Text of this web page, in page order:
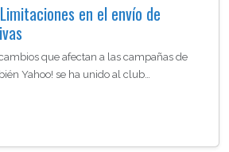
en el envío de
que afectan a las campañas de
Yahoo! se ha unido al club…